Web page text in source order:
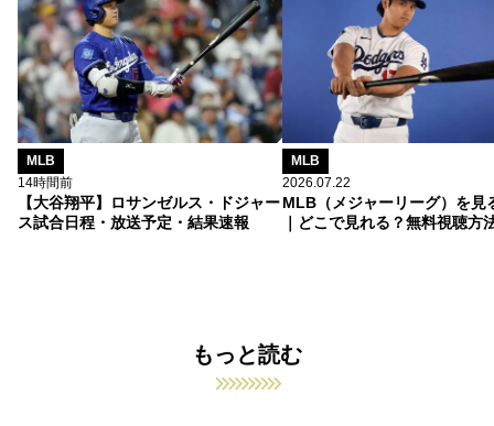
MLB
14時間前
【大谷翔平】ロサンゼルス・ドジャー
ス試合日程・放送予定・結果速報
MLB
2026.07.22
MLB（メジャーリーグ）を見
｜どこで見れる？無料視聴方
もっと読む